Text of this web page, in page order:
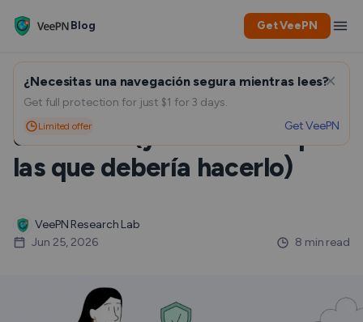
Blog Get VeePN
Cómo cambiar la ubicación
de la VPN (y las razones por
las que debería hacerlo)
VeePN Research Lab
Jun 25, 2026
8 min read
¿Necesitas una navegación segura mientras lees?
Get full protection for just $1 for 3 days.
Limited offer Get VeePN